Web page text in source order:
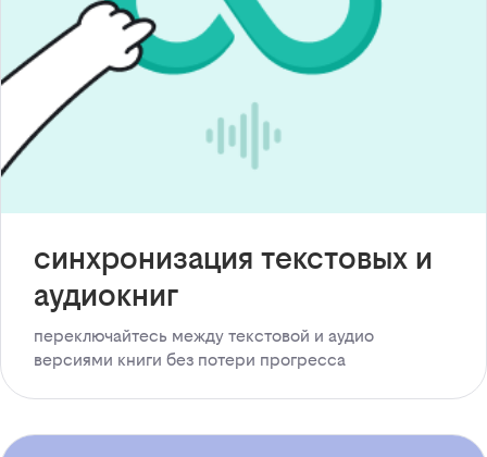
синхронизация текстовых и
аудиокниг
переключайтесь между текстовой и аудио
версиями книги без потери прогресса